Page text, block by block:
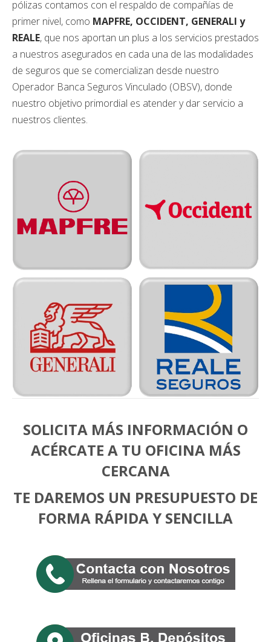
pólizas contamos con el respaldo de compañías de
primer nivel, como MAPFRE, OCCIDENT, GENERALI y
REALE, que nos aportan un plus a los servicios prestados
a nuestros asegurados en cada una de las modalidades
de seguros que se comercializan desde nuestro
Operador Banca Seguros Vinculado (OBSV), donde
nuestro objetivo primordial es atender y dar servicio a
nuestros clientes.
SOLICITA MÁS INFORMACIÓN O
ACÉRCATE A TU OFICINA MÁS
CERCANA
TE DAREMOS UN PRESUPUESTO DE
FORMA RÁPIDA Y SENCILLA